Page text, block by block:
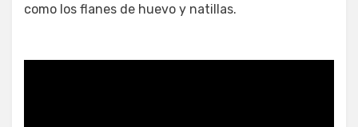
como los flanes de huevo y natillas.